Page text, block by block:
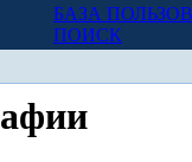
БАЗА
ПОИСК